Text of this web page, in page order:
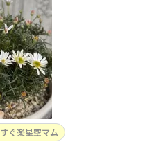
すぐ楽星空マム